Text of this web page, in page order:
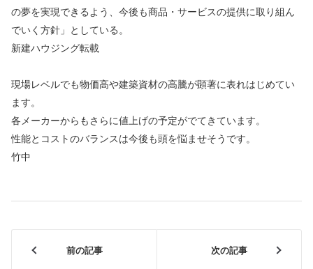
の夢を実現できるよう、今後も商品・サービスの提供に取り組ん
でいく方針」としている。
新建ハウジング転載
現場レベルでも物価高や建築資材の高騰が顕著に表れはじめてい
ます。
各メーカーからもさらに値上げの予定がでてきています。
性能とコストのバランスは今後も頭を悩ませそうです。
竹中
前の記事 次の記事